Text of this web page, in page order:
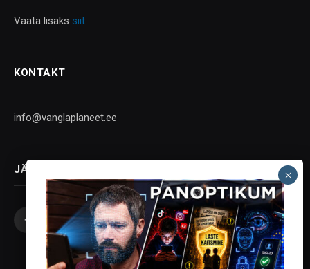
Vaata lisaks siit
KONTAKT
info@vanglaplaneet.ee
JÄLGI SOTSIAALMEEDIAS
Facebook
X
(Twitter)
InstagramYouTubeTelegram